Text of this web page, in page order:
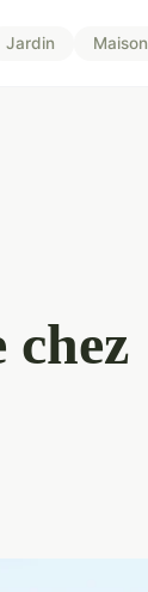
Jardin Maison